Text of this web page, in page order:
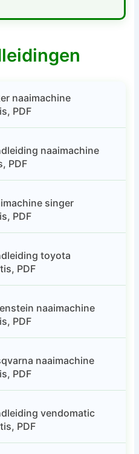
naaimachine
PDF
naaimachine
PDF
singer
PDF
toyota
PDF
naaimachine
PDF
naaimachine
PDF
vendomatic
PDF